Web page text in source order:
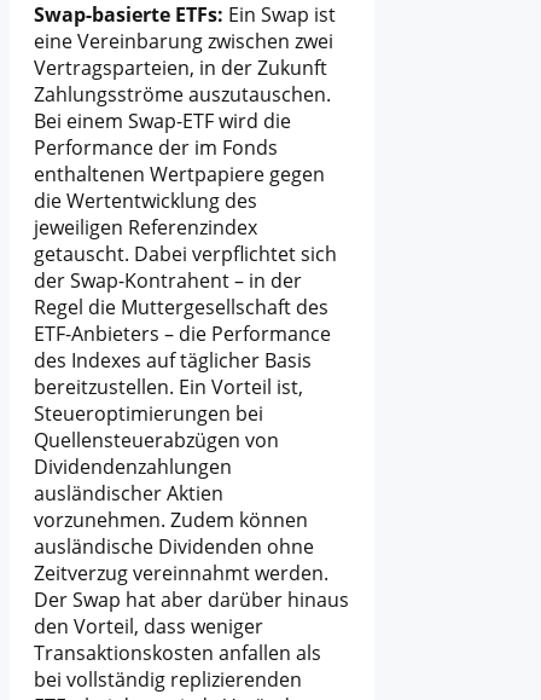
Swap-basierte ETFs: Ein Swap ist
eine Vereinbarung zwischen zwei
Vertragsparteien, in der Zukunft
Zahlungsströme auszutauschen.
Bei einem Swap-ETF wird die
Performance der im Fonds
enthaltenen Wertpapiere gegen
die Wertentwicklung des
jeweiligen Referenzindex
getauscht. Dabei verpflichtet sich
der Swap-Kontrahent – in der
Regel die Muttergesellschaft des
ETF-Anbieters – die Performance
des Indexes auf täglicher Basis
bereitzustellen. Ein Vorteil ist,
Steueroptimierungen bei
Quellensteuerabzügen von
Dividendenzahlungen
ausländischer Aktien
vorzunehmen. Zudem können
ausländische Dividenden ohne
Zeitverzug vereinnahmt werden.
Der Swap hat aber darüber hinaus
den Vorteil, dass weniger
Transaktionskosten anfallen als
bei vollständig replizierenden